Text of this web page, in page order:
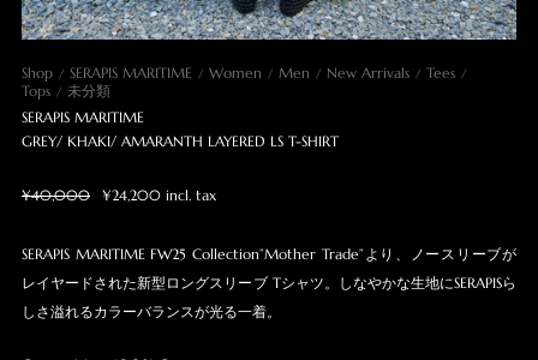
Shop SERAPIS MARITIME Women Men New Arrivals
Tees
Tops
未分類
SERAPIS MARITIME
GREY/ KHAKI/ AMARANTH LAYERED LS T-SHIRT
¥40,000 ¥24,200 incl. tax
SERAPIS MARITIME FW25 Collection”Mother Trade”より、ノースリーブが
レイヤードされた新型ロングスリーブ Tシャツ。しなやかな生地にSERAPISら
しさ溢れるカラーバランスが光る一着。